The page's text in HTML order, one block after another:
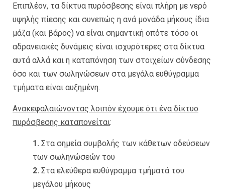
Επιπλέον, τα δίκτυα πυρόσβεσης είναι πλήρη με νερό
υψηλής πίεσης και συνεπώς η ανά μονάδα μήκους ίδια
μάζα (και βάρος) να είναι σημαντική οπότε τόσο οι
αδρανειακές δυνάμεις είναι ισχυρότερες στα δίκτυα
αυτά αλλά και η καταπόνηση των στοιχείων σύνδεσης
όσο και των σωληνώσεων στα μεγάλα ευθύγραμμα
τμήματα είναι αυξημένη.
Ανακεφαλαιώνοντας λοιπόν έχουμε ότι ένα δίκτυο
πυρόσβεσης καταπονείται:
1. Στα σημεία συμβολής των κάθετων οδεύσεων
των σωληνώσεών του
2. Στα ελεύθερα ευθύγραμμα τμήματά του
μεγάλου μήκους